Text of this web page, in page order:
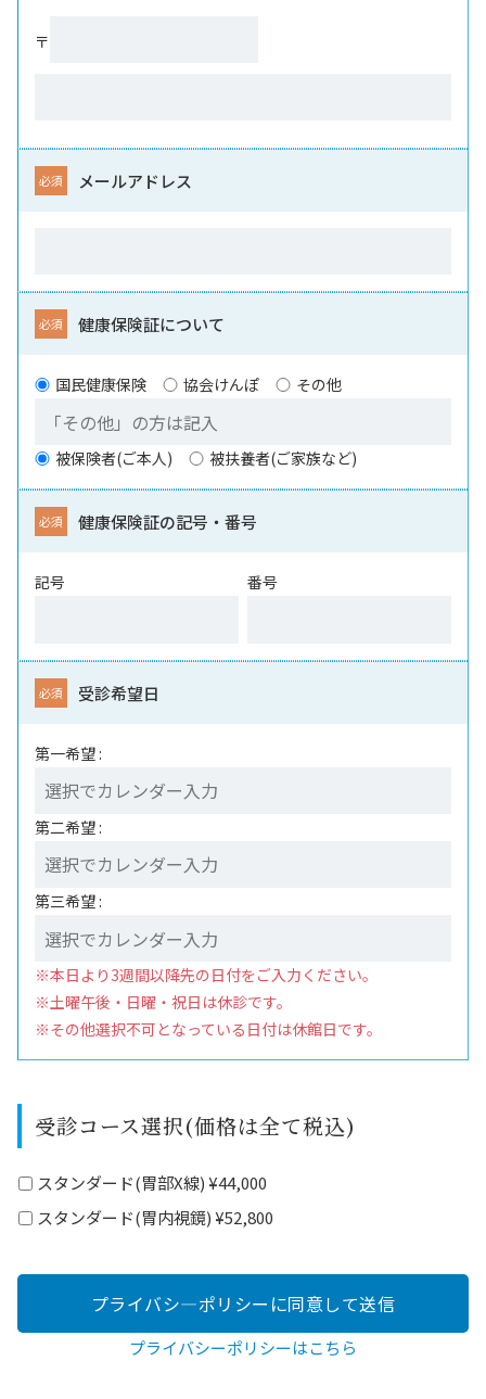
〒
メールアドレス
健康保険証について
国民健康保険 協会けんぽ その他
被保険者(ご本人) 被扶養者(ご家族など)
健康保険証の記号・番号
記号 番号
受診希望日
第一希望 :
第二希望 :
第三希望 :
※本日より3週間以降先の日付をご入力ください。
※土曜午後・日曜・祝日は休診です。
※その他選択不可となっている日付は休館日です。
受診コース選択(価格は全て税込)
スタンダード(胃部X線) ¥44,000
スタンダード(胃内視鏡) ¥52,800
プライバシーポリシーはこちら